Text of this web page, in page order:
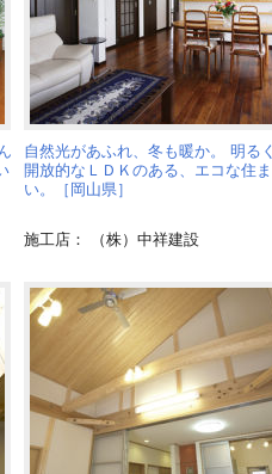
自然光があふれ、冬も暖か。 明るく
開放的なＬＤＫのある、エコな住ま
い。［岡山県］
施工店： （株）中祥建設